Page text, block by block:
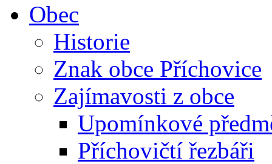
Obec
Historie
Znak obce Příchovice
Zajímavosti z obce
Upomínkové
Příchovičtí řezbáři